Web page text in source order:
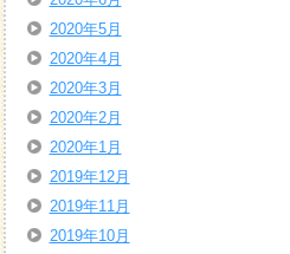
2020年5月
2020年4月
2020年3月
2020年2月
2020年1月
2019年12月
2019年11月
2019年10月